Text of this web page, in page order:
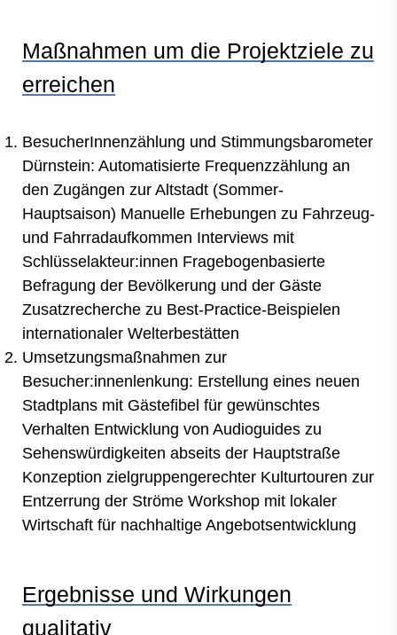
Maßnahmen um die Projektziele zu
erreichen
BesucherInnenzählung und Stimmungsbarometer
Dürnstein: Automatisierte Frequenzzählung an
den Zugängen zur Altstadt (Sommer-
Hauptsaison) Manuelle Erhebungen zu Fahrzeug-
und Fahrradaufkommen Interviews mit
Schlüsselakteur:innen Fragebogenbasierte
Befragung der Bevölkerung und der Gäste
Zusatzrecherche zu Best-Practice-Beispielen
internationaler Welterbestätten
Umsetzungsmaßnahmen zur
Besucher:innenlenkung: Erstellung eines neuen
Stadtplans mit Gästefibel für gewünschtes
Verhalten Entwicklung von Audioguides zu
Sehenswürdigkeiten abseits der Hauptstraße
Konzeption zielgruppengerechter Kulturtouren zur
Entzerrung der Ströme Workshop mit lokaler
Wirtschaft für nachhaltige Angebotsentwicklung
Ergebnisse und Wirkungen
qualitativ